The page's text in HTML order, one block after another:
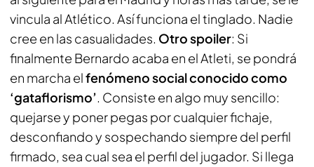
vincula al Atlético. Así funciona el tinglado. Nadie
cree en las casualidades. Otro spoiler: Si
finalmente Bernardo acaba en el Atleti, se pondrá
en marcha elfenómeno social conocido como
‘gataflorismo’. Consiste en algo muy sencillo:
quejarse y poner pegas por cualquier fichaje,
desconfiando y sospechando siempre del perfil
firmado, sea cual sea el perfil del jugador. Si llega